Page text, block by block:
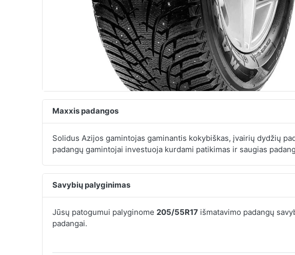
Maxxis padangos
Solidus Azijos gamintojas gaminantis kokybiškas, įvairių dydžių
padangų gamintojai investuoja kurdami patikimas ir saugias
Savybių palyginimas
Jūsų patogumui palyginome 205/55R17išmatavimo padangų
padangai.